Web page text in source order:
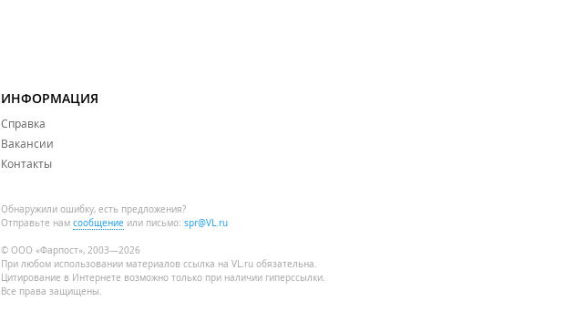
ИНФОРМАЦИЯ
Справка
Вакансии
Контакты
Обнаружили ошибку, есть предложения?
Отправьте нам сообщение или письмо: spr@VL.ru
© ООО «Фарпост», 2003—2026
При любом использовании материалов ссылка на VL.ru обязательна.
Цитирование в Интернете возможно только при наличии гиперссылки.
Все права защищены.